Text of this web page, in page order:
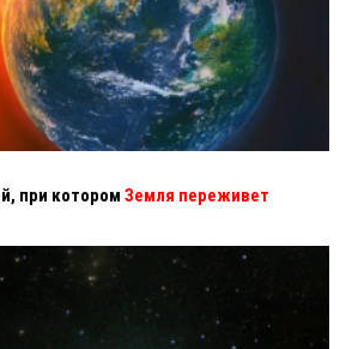
при котором Земля переживет